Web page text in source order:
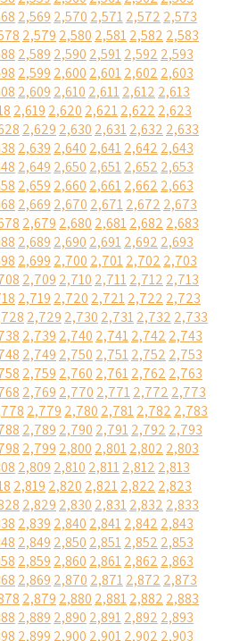
2,569 2,570 2,5712,572 2,573
2,579 2,580 2,5812,582 2,583
2,589 2,590 2,5912,592 2,593
2,599 2,600 2,6012,602 2,603
2,609 2,610 2,6112,612 2,613
2,619 2,620 2,6212,622 2,623
2,629 2,630 2,6312,632 2,633
2,639 2,640 2,6412,642 2,643
2,649 2,650 2,6512,652 2,653
2,659 2,660 2,6612,662 2,663
2,669 2,670 2,6712,672 2,673
2,679 2,680 2,6812,682 2,683
2,689 2,690 2,6912,692 2,693
2,699 2,700 2,7012,702 2,703
2,709 2,710 2,7112,712 2,713
2,719 2,720 2,7212,722 2,723
2,729 2,730 2,7312,732 2,733
2,739 2,740 2,7412,742 2,743
2,749 2,750 2,7512,752 2,753
2,759 2,760 2,7612,762 2,763
2,769 2,770 2,7712,772 2,773
2,779 2,780 2,7812,782 2,783
2,789 2,790 2,7912,792 2,793
2,799 2,800 2,8012,802 2,803
2,809 2,810 2,8112,812 2,813
2,819 2,820 2,8212,822 2,823
2,829 2,830 2,8312,832 2,833
2,839 2,840 2,8412,842 2,843
2,849 2,850 2,8512,852 2,853
2,859 2,860 2,8612,862 2,863
2,869 2,870 2,8712,872 2,873
2,879 2,880 2,8812,882 2,883
2,889 2,890 2,8912,892 2,893
2,899 2,900 2,9012,902 2,903